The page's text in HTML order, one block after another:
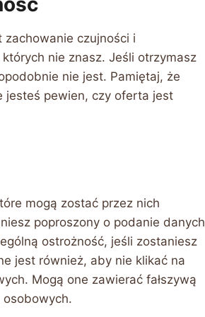
czujności i
nie znasz. Jeśli otrzymasz
nie jest. Pamiętaj, że
jesteś pewien, czy oferta jest
mogą zostać przez nich
poproszony o podanie danych
ostrożność, jeśli zostaniesz
jest również, aby nie klikać na
Mogą one zawierać fałszywą